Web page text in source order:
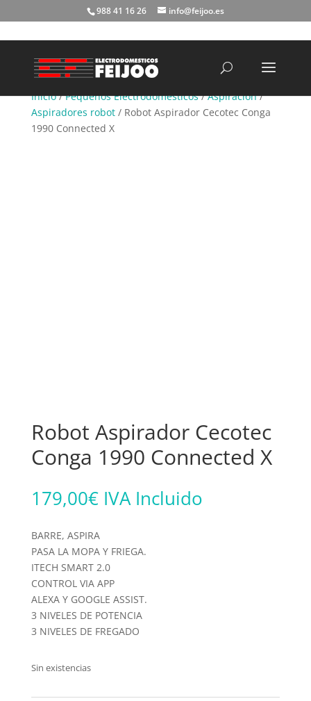
988 41 16 26 info@feijoo.es
Inicio/Pequeños Electrodomésticos/Aspiración/
Aspiradores robot/ Robot Aspirador Cecotec Conga
1990 Connected X
Robot Aspirador Cecotec
Conga 1990 Connected X
179,00€ IVA Incluido
BARRE, ASPIRA
PASA LA MOPA Y FRIEGA.
ITECH SMART 2.0
CONTROL VIA APP
ALEXA Y GOOGLE ASSIST.
3 NIVELES DE POTENCIA
3 NIVELES DE FREGADO
Sin existencias